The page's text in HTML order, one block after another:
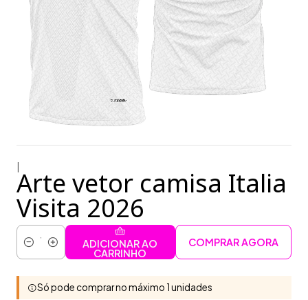
Arte vetor camisa Italia
Visita 2026
Quantidade
ADICIONAR AO
CARRINHO
COMPRAR AGORA
Só pode comprar no máximo 1 unidades